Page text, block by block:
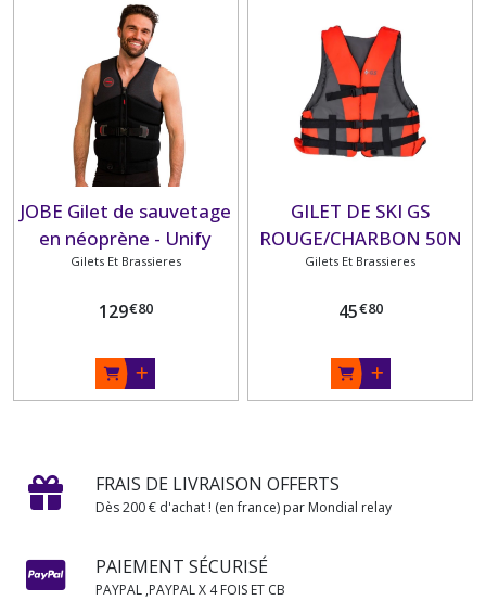
JOBE Gilet de sauvetage
en néoprène - Unify
Gilets Et Brassieres
129€80
GILET DE SKI GS
ROUGE/CHARBON 50N
IMNASA
Gilets Et Brassieres
45€80
FRAIS DE LIVRAISON OFFERTS
Dès 200 € d'achat ! (en france) par Mondial relay
PAIEMENT SÉCURISÉ
PAYPAL ,PAYPAL X 4 FOIS ET CB